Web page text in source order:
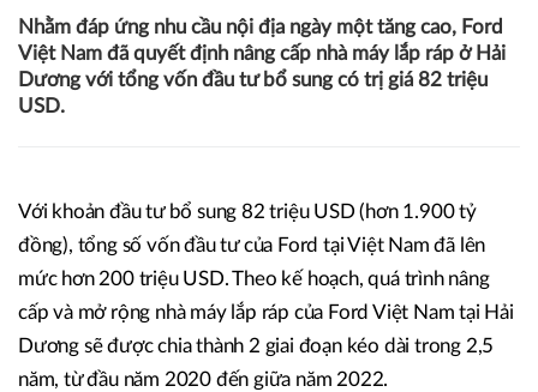
Nhằm đáp ứng nhu cầu nội địa ngày một tăng cao, Ford
Việt Nam đã quyết định nâng cấp nhà máy lắp ráp ở Hải
Dương với tổng vốn đầu tư bổ sung có trị giá 82 triệu
USD.
Với khoản đầu tư bổ sung 82 triệu USD (hơn 1.900 tỷ
đồng), tổng số vốn đầu tư của Ford tại Việt Nam đã lên
mức hơn 200 triệu USD. Theo kế hoạch, quá trình nâng
cấp và mở rộng nhà máy lắp ráp của Ford Việt Nam tại Hải
Dương sẽ được chia thành 2 giai đoạn kéo dài trong 2,5
năm, từ đầu năm 2020 đến giữa năm 2022.